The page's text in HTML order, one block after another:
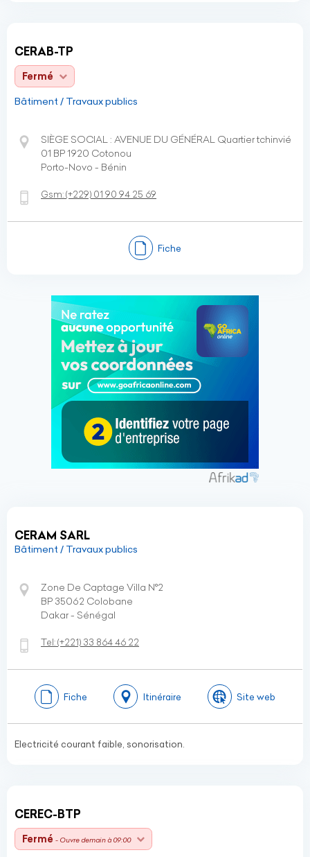
CERAB-TP
Fermé
Bâtiment / Travaux publics
SIÈGE SOCIAL : AVENUE DU GÉNÉRAL Quartier tchinvié
01 BP 1920 Cotonou
Porto-Novo - Bénin
Gsm:(+229) 01 90 94 25 69
Fiche
CERAM SARL
Bâtiment / Travaux publics
Zone De Captage Villa N°2
BP 35062 Colobane
Dakar - Sénégal
Tel:(+221) 33 864 46 22
Fiche Itinéraire Site web
Electricité courant faible, sonorisation.
CEREC-BTP
Fermé - Ouvre demain à 09:00